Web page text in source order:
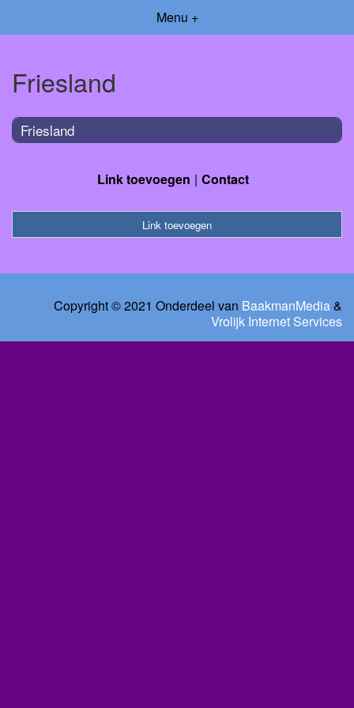
Menu +
Friesland
Friesland
Link toevoegen Contact
Link toevoegen
Copyright © 2021 Onderdeel van BaakmanMedia&
Vrolijk Internet Services